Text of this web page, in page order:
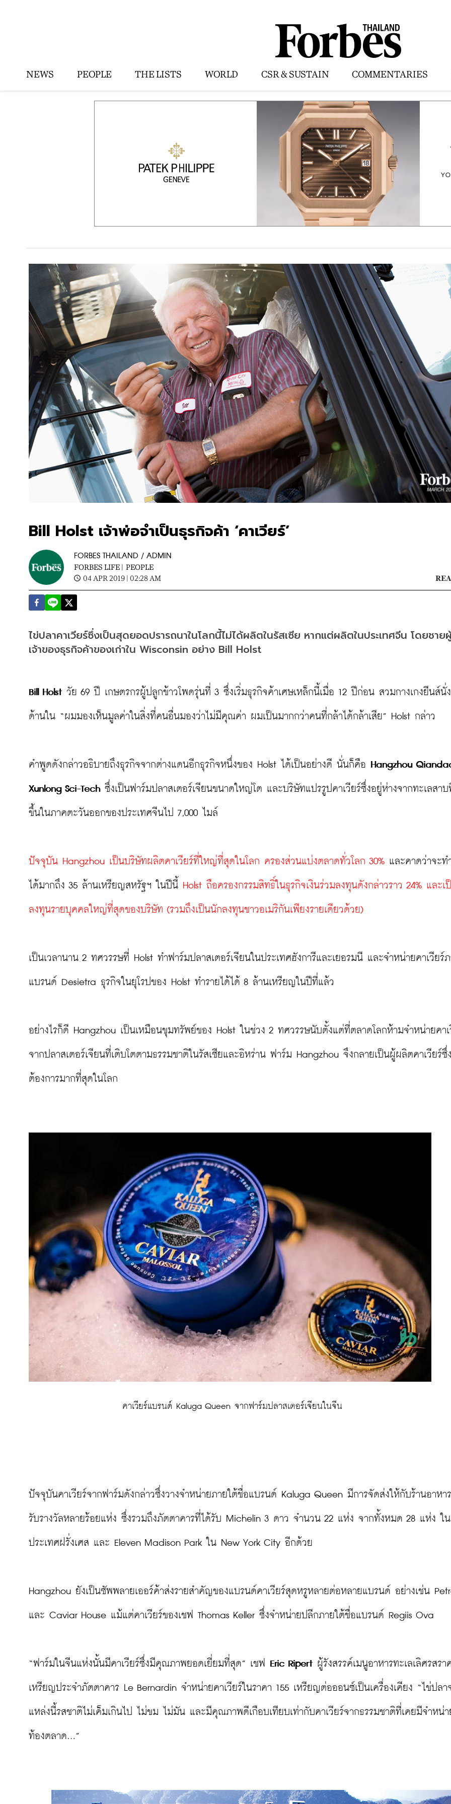
NEWS PEOPLE THE LISTS WORLD CSR & SUSTAIN COMMENTARIES
Bill Holst เจ้าพ่อจำเป็นธุรกิจค้า ‘คาเวียร์’
FORBES THAILAND / ADMIN
FORBES LIFE | PEOPLE
04 APR 2019 | 02:28 AM
ไข่ปลาคาเวียร์ซึ่งเป็นสุดยอดปรารถนาในโลกนี้ไม่ได้ผลิตในรัสเซีย หากแต่ผลิตในประเทศจีน โดยชาย
เจ้าของธุรกิจค้าของเก่าใน Wisconsin อย่าง Bill Holst
Bill Holst วัย 69 ปี เกษตรกรผู้ปลูกข้าวโพดรุ่นที่ 3 ซึ่งเริ่มธุรกิจค้าเศษเหล็กนี้เมื่อ 12 ปีก่อน สวมกางเกงยีนส์นั่
ด้านใน “ผมมองเห็นมูลค่าในสิ่งที่คนอื่นมองว่าไม่มีคุณค่า ผมเป็นมากกว่าคนที่กล้าได้กล้าเสีย” Holst กล่าว
คำพูดดังกล่าวอธิบายถึงธุรกิจจากต่างแดนอีกธุรกิจหนึ่งของ Holst ได้เป็นอย่างดี นั่นก็คือ Hangzhou
Xunlong Sci-Tech ซึ่งเป็นฟาร์มปลาสเตอร์เจียนขนาดใหญ่โต และบริษัทแปรรูปคาเวียร์ซึ่งอยู่ห่างจากทะเลสา
ขึ้นในภาคตะวันออกของประเทศจีนไป 7,000 ไมล์
ปัจจุบัน Hangzhou เป็นบริษัทผลิตคาเวียร์ที่ใหญ่ที่สุดในโลก ครองส่วนแบ่งตลาดทั่วโลก 30% และคาดว่าจะท
ได้มากถึง 35 ล้านเหรียญสหรัฐฯ ในปีนี้ Holst ถือครองกรรมสิทธิ์ในธุรกิจเงินร่วมลงทุนดังกล่าวราว 24% และเ
ลงทุนรายบุคคลใหญ่ที่สุดของบริษัท (รวมถึงเป็นนักลงทุนชาวอเมริกันเพียงรายเดียวด้วย)
เป็นเวลานาน 2 ทศวรรษที่ Holst ทำฟาร์มปลาสเตอร์เจียนในประเทศฮังการีและเยอรมนี และจำหน่ายคาเวียร์
แบรนด์ Desietra ธุรกิจในยุโรปของ Holst ทำรายได้ได้ 8 ล้านเหรียญในปีที่แล้ว
อย่างไรก็ดี Hangzhou เป็นเหมือนขุมทรัพย์ของ Holst ในช่วง 2 ทศวรรษนับตั้งแต่ที่ตลาดโลกห้ามจำหน่ายคาเ
จากปลาสเตอร์เจียนที่เติบโตตามธรรมชาติในรัสเซียและอิหร่าน ฟาร์ม Hangzhou จึงกลายเป็นผู้ผลิตคาเวียร์ซึ่
ต้องการมากที่สุดในโลก
คาเวียร์แบรนด์ Kaluga Queen จากฟาร์มปลาสเตอร์เจียนในจีน
ปัจจุบันคาเวียร์จากฟาร์มดังกล่าวซึ่งวางจำหน่ายภายใต้ชื่อแบรนด์ Kaluga Queen มีการจัดส่งให้กับร้านอาหา
รับรางวัลหลายร้อยแห่ง ซึ่งรวมถึงภัตตาคารที่ได้รับ Michelin 3 ดาว จำนวน 22 แห่ง จากทั้งหมด 28 แห่ง ใน
ประเทศฝรั่งเศส และ Eleven Madison Park ใน New York City อีกด้วย
Hangzhou ยังเป็นซัพพลายเออร์ค้าส่งรายสำคัญของแบรนด์คาเวียร์สุดหรูหลายต่อหลายแบรนด์ อย่างเช่น
และ Caviar House แม้แต่คาเวียร์ของเชฟ Thomas Keller ซึ่งจำหน่ายปลีกภายใต้ชื่อแบรนด์ Regiis Ova
“ฟาร์มในจีนแห่งนั้นมีคาเวียร์ซึ่งมีคุณภาพยอดเยี่ยมที่สุด” เชฟ Eric Ripert ผู้รังสรรค์เมนูอาหารทะเลเลิศรสรา
เหรียญประจำภัตตาคาร Le Bernardin จำหน่ายคาเวียร์ในราคา 155 เหรียญต่อออนซ์เป็นเครื่องเคียง “ไข่ปลา
แหล่งนี้รสชาติไม่เค็มเกินไป ไม่ขม ไม่มัน และมีคุณภาพดีเกือบเทียบเท่ากับคาเวียร์จากธรรมชาติที่เคยมีจำหน่า
ท้องตลาด...”